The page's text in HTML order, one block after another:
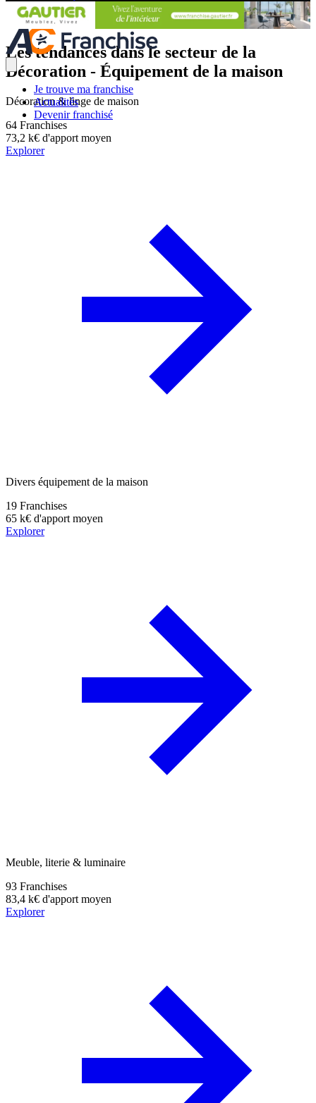
Menu
Je trouve ma franchise
Actualités
Devenir franchisé
Les tendances dans le secteur de la
Décoration - Équipement de la maison
Décoration & linge de maison
64 Franchises
73,2 k€ d'apport moyen
Explorer
Divers équipement de la maison
19 Franchises
65 k€ d'apport moyen
Explorer
Meuble, literie & luminaire
93 Franchises
83,4 k€ d'apport moyen
Explorer